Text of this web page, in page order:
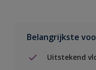
Belangrijkste
Uitstekend